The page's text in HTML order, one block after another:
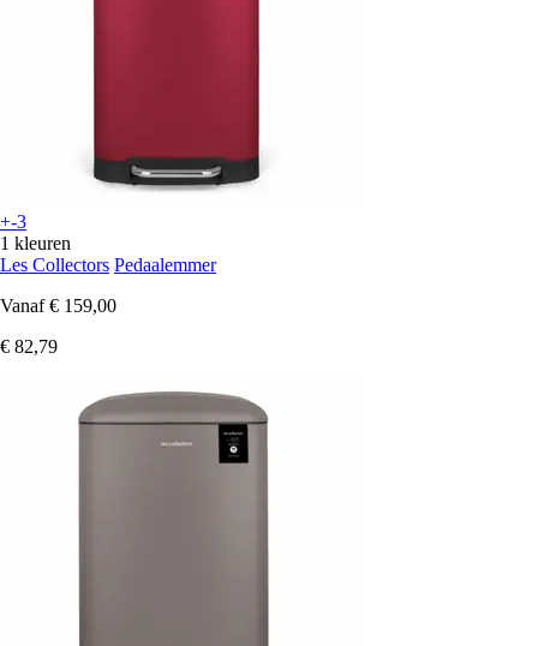
+-3
1 kleuren
Les Collectors Pedaalemmer
Vanaf € 159,00
€ 82,79